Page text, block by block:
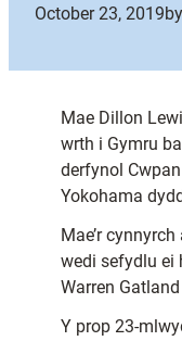
October 23, 2019by
Mae Dillon
wrth i Gymru
derfynol
Yokohama
Mae’r
wedi sefydlu ei
Warren
Y prop 23-